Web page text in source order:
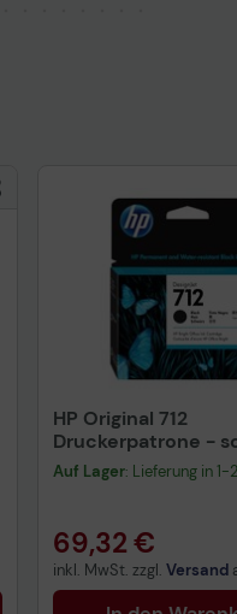
HP Original 712
Druckerpatrone -
(3ED71A)
Auf Lager: Lieferung in
69,32 €
inkl. MwSt. zzgl. Versand